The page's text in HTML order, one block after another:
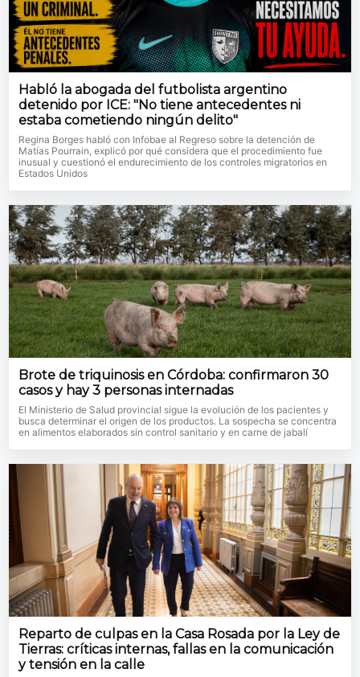
Habló la abogada del futbolista argentino
detenido por ICE: "No tiene antecedentes ni
estaba cometiendo ningún delito"
Regina Borges habló con Infobae al Regreso sobre la detención de
Matías Pourrain, explicó por qué considera que el procedimiento fue
inusual y cuestionó el endurecimiento de los controles migratorios en
Estados Unidos
Brote de triquinosis en Córdoba: confirmaron 30
casos y hay 3 personas internadas
El Ministerio de Salud provincial sigue la evolución de los pacientes y
busca determinar el origen de los productos. La sospecha se concentra
en alimentos elaborados sin control sanitario y en carne de jabalí
Reparto de culpas en la Casa Rosada por la Ley de
Tierras: críticas internas, fallas en la comunicación
y tensión en la calle